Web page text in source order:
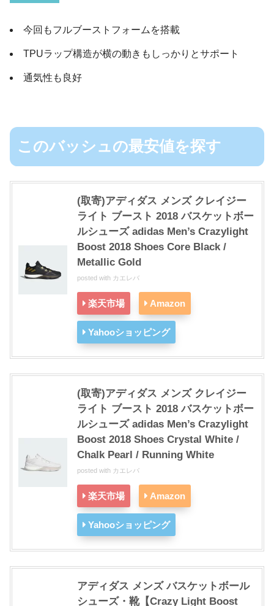
今回もフルブーストフォームを搭載
TPUラップ構造が横の動きもしっかりとサポート
通気性も良好
このバッシュの最安値を探す
(取寄)アディダス メンズ クレイジー
ライト ブースト 2018 バスケットボー
ルシューズ adidas Men’s Crazylight
Boost 2018 Shoes Core Black /
Metallic Gold
posted with カエレバ
楽天市場 Amazon
Yahooショッピング
(取寄)アディダス メンズ クレイジー
ライト ブースト 2018 バスケットボー
ルシューズ adidas Men’s Crazylight
Boost 2018 Shoes Crystal White /
Chalk Pearl / Running White
posted with カエレバ
楽天市場 Amazon
Yahooショッピング
アディダス メンズ バスケットボール
シューズ・靴【Crazy Light Boost